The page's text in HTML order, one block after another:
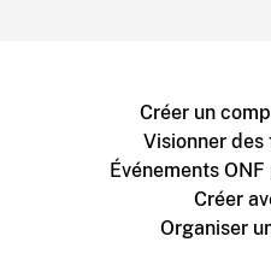
Créer un
Visionner des
Événements
Créer
Organiser